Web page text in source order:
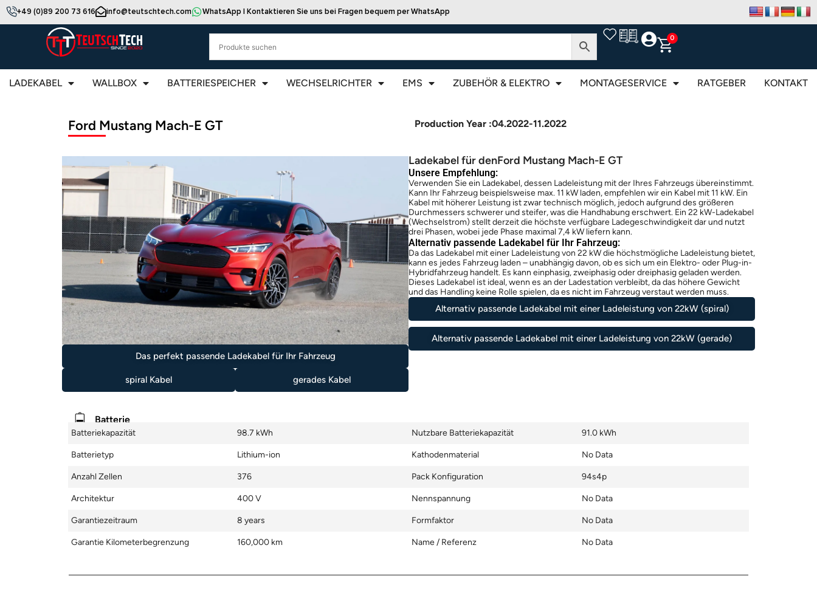
+49 (0)89 200 73 616 info@teutschtech.com WhatsApp | Kontaktieren Sie uns bei Fragen bequem per WhatsApp
0
LADEKABEL WALLBOX BATTERIESPEICHER WECHSELRICHTER EMS ZUBEHÖR & ELEKTRO MONTAGESERVICE RATGEBER KONTAKT
Ford Mustang Mach-E GT Production Year :04.2022-11.2022
Das perfekt passende Ladekabel für Ihr Fahrzeug
spiral Kabel gerades Kabel
Ladekabel für denFord Mustang Mach-E GT
Unsere Empfehlung:
Verwenden Sie ein Ladekabel, dessen Ladeleistung mit der Ihres Fahrzeugs übereinstimmt.
Kann Ihr Fahrzeug beispielsweise max. 11 kW laden, empfehlen wir ein Kabel mit 11 kW. Ein
Kabel mit höherer Leistung ist zwar technisch möglich, jedoch aufgrund des größeren
Durchmessers schwerer und steifer, was die Handhabung erschwert. Ein 22 kW-Ladekabel
(Wechselstrom) stellt derzeit die höchste verfügbare Ladegeschwindigkeit dar und nutzt
drei Phasen, wobei jede Phase maximal 7,4 kW liefern kann.
Alternativ passende Ladekabel für Ihr Fahrzeug:
Da das Ladekabel mit einer Ladeleistung von 22 kW die höchstmögliche Ladeleistung bietet,
kann es jedes Fahrzeug laden – unabhängig davon, ob es sich um ein Elektro- oder Plug-in-
Hybridfahrzeug handelt. Es kann einphasig, zweiphasig oder dreiphasig geladen werden.
Dieses Ladekabel ist ideal, wenn es an der Ladestation verbleibt, da das höhere Gewicht
und das Handling keine Rolle spielen, da es nicht im Fahrzeug verstaut werden muss.
Alternativ passende Ladekabel mit einer Ladeleistung von 22kW (spiral)
Alternativ passende Ladekabel mit einer Ladeleistung von 22kW (gerade)
Batterie
Batteriekapazität 98.7 kWh
Batterietyp Lithium-ion
Anzahl Zellen 376
Architektur 400 V
Garantiezeitraum 8 years
Garantie Kilometerbegrenzung 160,000 km
Nutzbare Batteriekapazität 91.0 kWh
Kathodenmaterial No Data
Pack Konfiguration 94s4p
Nennspannung No Data
Formfaktor No Data
Name / Referenz No Data